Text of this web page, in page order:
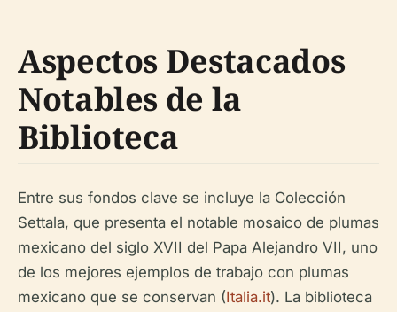
Aspectos Destacados
Notables de la
Biblioteca
Entre sus fondos clave se incluye la Colección
Settala, que presenta el notable mosaico de plumas
mexicano del siglo XVII del Papa Alejandro VII, uno
de los mejores ejemplos de trabajo con plumas
mexicano que se conservan (Italia.it). La biblioteca